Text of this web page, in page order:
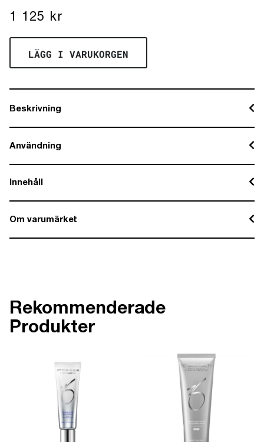
1 125 kr
LÄGG I VARUKORGEN
Beskrivning
Användning
Innehåll
Om varumärket
Rekommenderade
Produkter